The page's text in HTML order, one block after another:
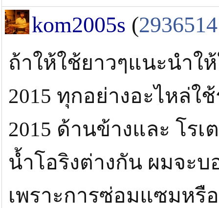
kom2005s (2936514
ถ้าให้ใช้ยาวๆแนะนำใ
2015 ทุกอย่างอะไหล่ใ
2015 ด้านข้างและ โร
น้ำโอริงต่างกัน ผมจะบ
เพราะการซ่อมแซมหรื